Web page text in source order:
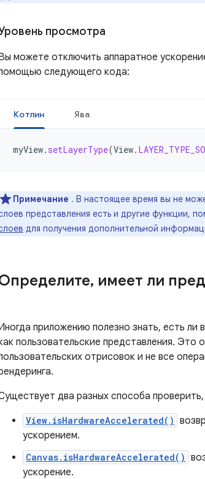
просмотра
можете отключить аппаратное
следующего кода:
Котлин Ява
myView. setLayerType(View.
Примечание . В настоящее время вы не
представления есть и другие функции,
для получения дополнительной
, имеет ли
приложению полезно знать, есть ли
пользовательские представления. Это
отрисовок и не все
два разных способа
View.isHardwareAccelerated()
ускорением.
Canvas.isHardwareAccelerated()
ускорение.